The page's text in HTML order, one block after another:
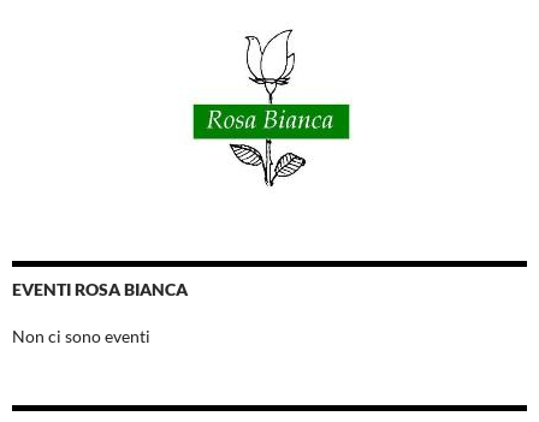
EVENTI ROSA BIANCA
Non ci sono eventi